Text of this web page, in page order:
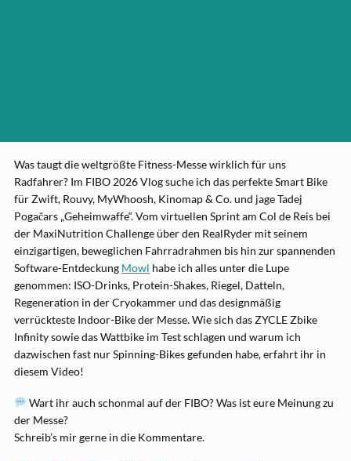
Was taugt die weltgrößte Fitness-Messe wirklich für uns
Radfahrer? Im FIBO 2026 Vlog suche ich das perfekte Smart Bike
für Zwift, Rouvy, MyWhoosh, Kinomap & Co. und jage Tadej
Pogačars „Geheimwaffe“. Vom virtuellen Sprint am Col de Reis bei
der MaxiNutrition Challenge über den RealRyder mit seinem
einzigartigen, beweglichen Fahrradrahmen bis hin zur spannenden
Software-Entdeckung Mowl habe ich alles unter die Lupe
genommen: ISO-Drinks, Protein-Shakes, Riegel, Datteln,
Regeneration in der Cryokammer und das designmäßig
verrückteste Indoor-Bike der Messe. Wie sich das ZYCLE Zbike
Infinity sowie das Wattbike im Test schlagen und warum ich
dazwischen fast nur Spinning-Bikes gefunden habe, erfahrt ihr in
diesem Video!
Wart ihr auch schonmal auf der FIBO? Was ist eure Meinung zu
der Messe?
Schreib’s mir gerne in die Kommentare.